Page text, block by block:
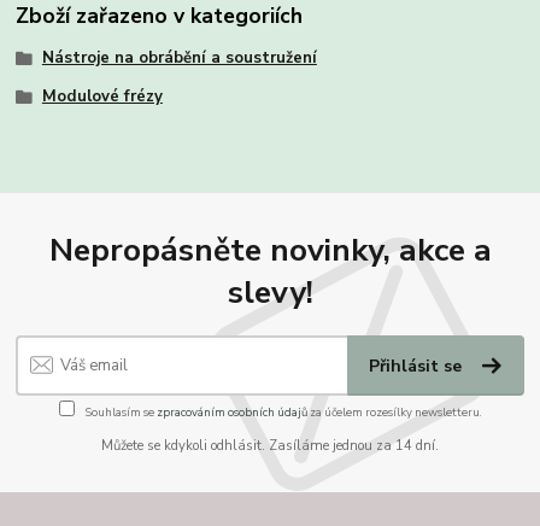
Zboží zařazeno v kategoriích
Nástroje na obrábění a soustružení
Modulové frézy
Nepropásněte novinky, akce a
slevy!
Přihlásit se
Souhlasím se zpracováním osobních údajůza účelem rozesílky newsletteru.
Můžete se kdykoli odhlásit. Zasíláme jednou za 14 dní.